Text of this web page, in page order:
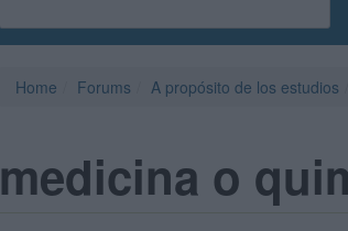
Home Forums A propósito de los estudios
medicina o